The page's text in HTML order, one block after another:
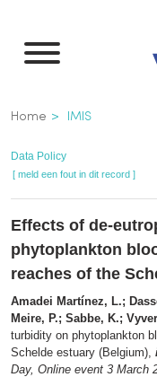
naar
inhoud
gaan
Kruimelpad
Home IMIS
Data Policy
[ meld een fout in dit record ]
Effects of de-
phytoplankton
reaches of the
Amadei Martínez, L.;
Meire, P.; Sabbe, K.;
turbidity on phytoplankton
Schelde estuary (Belgium),
Day, Online event 3 March